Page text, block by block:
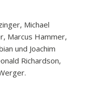
Michael
Marcus Hammer,
und Joachim
Richardson,